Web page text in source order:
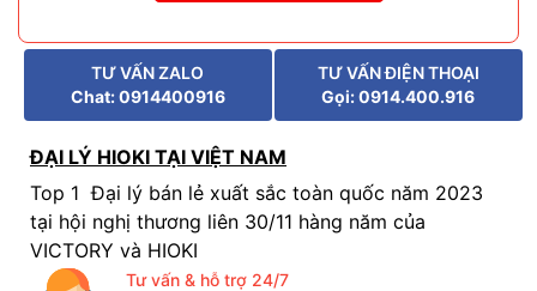
TƯ VẤN ZALO
Chat: 0914400916
TƯ VẤN ĐIỆN THOẠI
Gọi: 0914.400.916
ĐẠI LÝ HIOKI TẠI VIỆT NAM
Top 1 Đại lý bán lẻ xuất sắc toàn quốc năm 2023
tại hội nghị thương liên 30/11 hàng năm của
VICTORY và HIOKI
Tư vấn & hỗ trợ 24/7